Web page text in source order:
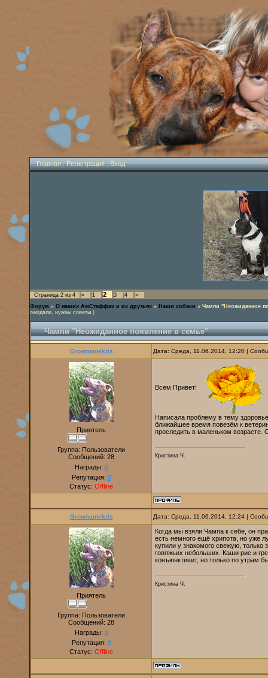
Главная|Регистрация|Вход
Страница 2 из 4 « 1 2 3 4
»
Форум » О наших АмСтаффах и их друзьях » Наши собаки » Чампи "Неожиданное
ожидали, нужны советы.)
Чампи "Неожиданное появление в семье"
Grownamekris Дата: Среда, 11.06.2014, 12:20 |
Приятель
Группа: Пользователи
Сообщений: 28
Награды: 0
Репутация: 0
Статус: Offline
Всем Привет!
Написала проблему в тему
ближайшее время повезём к
проследить в маленьком возрасте.
Кристина Ч.
Grownamekris Дата: Среда, 11.06.2014, 12:24 |
Приятель
Группа: Пользователи
Сообщений: 28
Награды: 0
Репутация: 0
Статус: Offline
Когда мы взяли Чампа к себе, он
есть немного ещё хрипота, но уже
купили у знакомого свежую, только
говяжьих небольших. Каши рис и
конъюнктивит, но только по утрам
Кристина Ч.